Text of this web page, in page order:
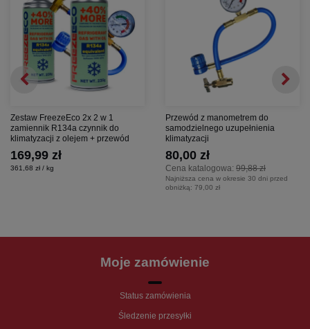
Zestaw FreezeEco 2x 2 w 1
zamiennik R134a czynnik do
klimatyzacji z olejem + przewód
169,99 zł
361,68 zł / kg
Przewód z manometrem do
samodzielnego uzupełnienia
klimatyzacji
Cena katalogowa: 99,88 zł
80,00 zł
Najniższa cena w okresie 30 dni przed
obniżką: 79,00 zł
Moje zamówienie
Status zamówienia
Śledzenie przesyłki